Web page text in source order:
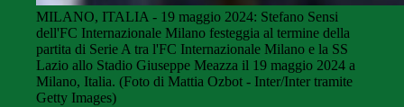
MILANO, ITALIA - 19 maggio 2024: Stefano Sensi
dell'FC Internazionale Milano festeggia al termine della
partita di Serie A tra l'FC Internazionale Milano e la SS
Lazio allo Stadio Giuseppe Meazza il 19 maggio 2024 a
Milano, Italia. (Foto di Mattia Ozbot - Inter/Inter tramite
Getty Images)